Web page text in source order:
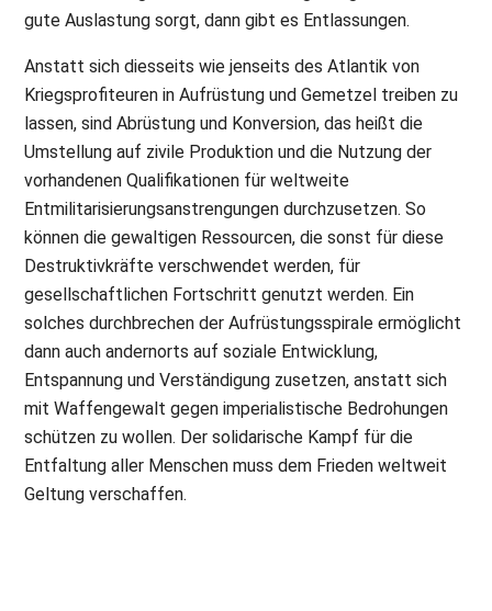
gute Auslastung sorgt, dann gibt es Entlassungen.
Anstatt sich diesseits wie jenseits des Atlantik von
Kriegsprofiteuren in Aufrüstung und Gemetzel treiben zu
lassen, sind Abrüstung und Konversion, das heißt die
Umstellung auf zivile Produktion und die Nutzung der
vorhandenen Qualifikationen für weltweite
Entmilitarisierungsanstrengungen durchzusetzen. So
können die gewaltigen Ressourcen, die sonst für diese
Destruktivkräfte verschwendet werden, für
gesellschaftlichen Fortschritt genutzt werden. Ein
solches durchbrechen der Aufrüstungsspirale ermöglicht
dann auch andernorts auf soziale Entwicklung,
Entspannung und Verständigung zusetzen, anstatt sich
mit Waffengewalt gegen imperialistische Bedrohungen
schützen zu wollen. Der solidarische Kampf für die
Entfaltung aller Menschen muss dem Frieden weltweit
Geltung verschaffen.